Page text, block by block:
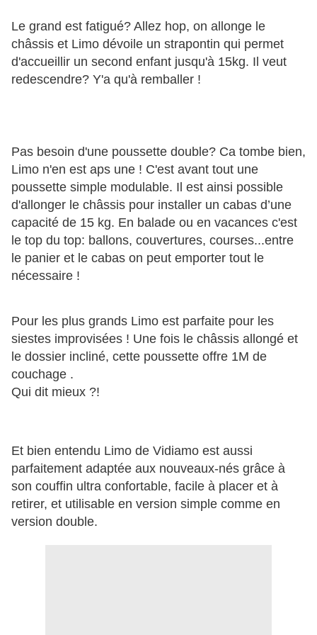
Le grand est fatigué? Allez hop, on allonge le
châssis et Limo dévoile un strapontin qui permet
d'accueillir un second enfant jusqu'à 15kg. Il veut
redescendre? Y'a qu'à remballer !
Pas besoin d'une poussette double? Ca tombe bien,
Limo n'en est aps une ! C'est avant tout une
poussette simple modulable. Il est ainsi possible
d'allonger le châssis pour installer un cabas d’une
capacité de 15 kg. En balade ou en vacances c'est
le top du top: ballons, couvertures, courses...entre
le panier et le cabas on peut emporter tout le
nécessaire !
Pour les plus grands Limo est parfaite pour les
siestes improvisées ! Une fois le châssis allongé et
le dossier incliné, cette poussette offre 1M de
couchage .
Qui dit mieux ?!
Et bien entendu Limo de Vidiamo est aussi
parfaitement adaptée aux nouveaux-nés grâce à
son couffin ultra confortable, facile à placer et à
retirer, et utilisable en version simple comme en
version double.